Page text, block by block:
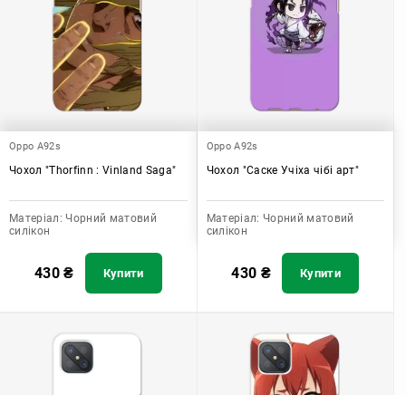
Oppo A92s
Чохол "Thorfinn : Vinland Saga"
Матеріал: Чорний матовий
силікон
430₴ Купити
Oppo A92s
Чохол "Саске Учіха чібі арт"
Матеріал: Чорний матовий
силікон
430 ₴ Купити